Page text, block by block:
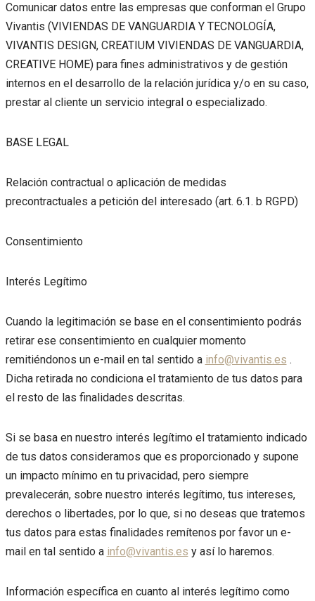
Comunicar datos entre las empresas que conforman el Grupo
Vivantis (VIVIENDAS DE VANGUARDIA Y TECNOLOGÍA,
VIVANTIS DESIGN, CREATIUM VIVIENDAS DE VANGUARDIA,
CREATIVE HOME) para fines administrativos y de gestión
internos en el desarrollo de la relación jurídica y/o en su caso,
prestar al cliente un servicio integral o especializado.
BASE LEGAL
Relación contractual o aplicación de medidas
precontractuales a petición del interesado (art. 6.1. b RGPD)
Consentimiento
Interés Legítimo
Cuando la legitimación se base en el consentimiento podrás
retirar ese consentimiento en cualquier momento
remitiéndonos un e-mail en tal sentido a info@vivantis.es .
Dicha retirada no condiciona el tratamiento de tus datos para
el resto de las finalidades descritas.
Si se basa en nuestro interés legítimo el tratamiento indicado
de tus datos consideramos que es proporcionado y supone
un impacto mínimo en tu privacidad, pero siempre
prevalecerán, sobre nuestro interés legítimo, tus intereses,
derechos o libertades, por lo que, si no deseas que tratemos
tus datos para estas finalidades remítenos por favor un e-
mail en tal sentido a info@vivantis.es y así lo haremos.
Información específica en cuanto al interés legítimo como